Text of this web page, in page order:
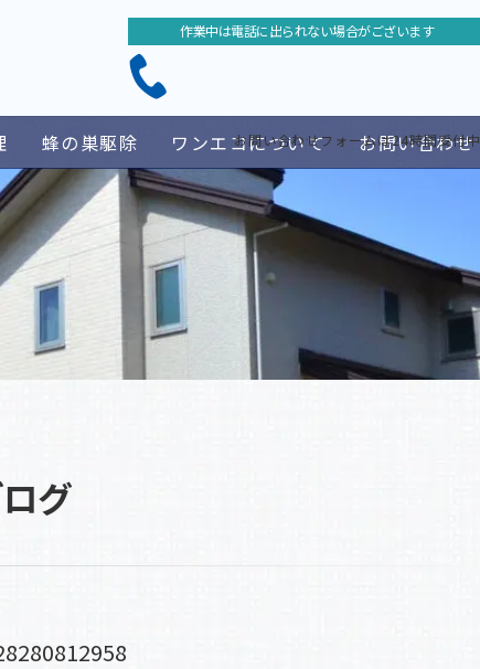
作業中は電話に出られない場合がございます
お問い合わせフォームは24時間受付中
蜂の巣駆除 ワンエコについて お問い合わせ
グ